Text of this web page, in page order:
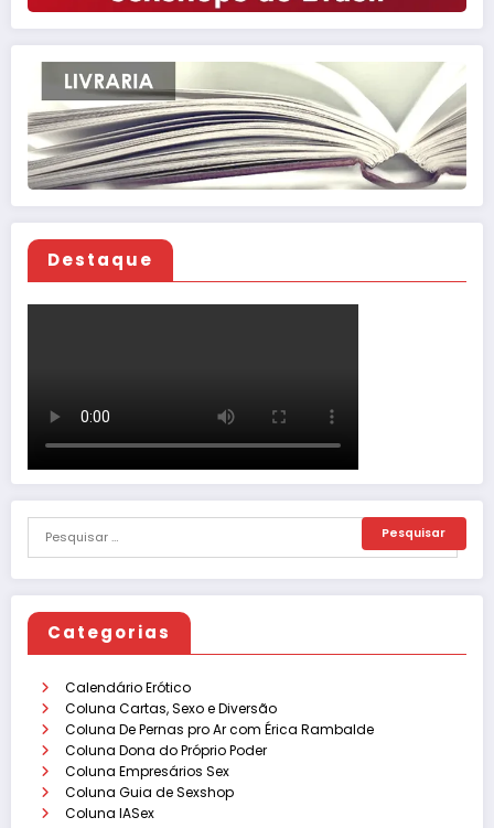
Destaque
Categorias
Calendário Erótico
Coluna Cartas, Sexo e Diversão
Coluna De Pernas pro Ar com Érica Rambalde
Coluna Dona do Próprio Poder
Coluna Empresários Sex
Coluna Guia de Sexshop
Coluna IASex